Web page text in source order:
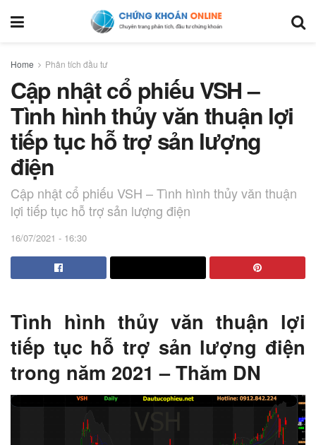
Home Phân tích đầu tư
Cập nhật cổ phiếu VSH –
Tình hình thủy văn thuận lợi
tiếp tục hỗ trợ sản lượng
điện
Cập nhật cổ phiếu VSH – Tình hình thủy văn thuận
lợi tiếp tục hỗ trợ sản lượng điện
16/07/2021 - 16:30
Tình hình thủy văn thuận lợi
tiếp tục hỗ trợ sản lượng điện
trong năm 2021 – Thăm DN